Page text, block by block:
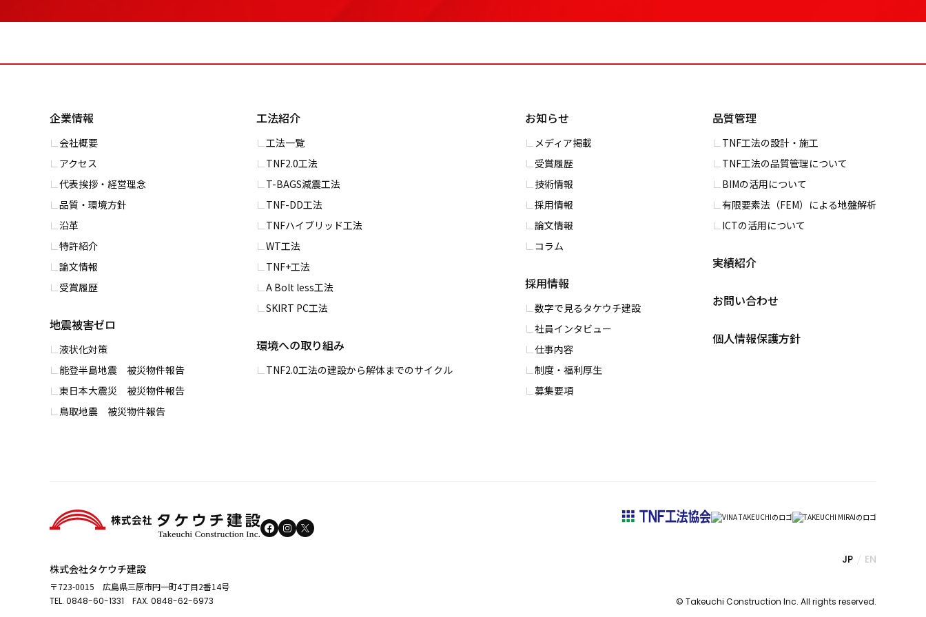
企業情報
会社概要
アクセス
代表挨拶・経営理念
品質・環境方針
沿革
特許紹介
論文情報
受賞履歴
地震被害ゼロ
液状化対策
能登半島地震 被災物件報告
東日本大震災 被災物件報告
鳥取地震 被災物件報告
工法紹介
⼯法一覧
TNF2.0⼯法
T-BAGS減震⼯法
TNF-DD⼯法
TNFハイブリッド⼯法
WT⼯法
TNF+⼯法
A Bolt less⼯法
SKIRT PC工法
環境への取り組み
TNF2.0工法の建設から解体までのサイクル
お知らせ
メディア掲載
受賞履歴
技術情報
採用情報
論文情報
コラム
採用情報
数字で⾒るタケウチ建設
社員インタビュー
仕事内容
制度・福利厚⽣
募集要項
品質管理
TNF工法の設計・施工
TNF工法の品質管理について
BIMの活用について
有限要素法（FEM）による地盤解析
ICTの活用について
実績紹介
お問い合わせ
個人情報保護方針
株式会社タケウチ建設
〒723-0015 広島県三原市円一町4丁目2番14号
TEL. 0848-60-1331 FAX. 0848-62-6973
JP EN
© Takeuchi Construction Inc. All rights reserved.